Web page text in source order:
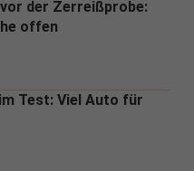
der Zerreißprobe:
offen
Test: Viel Auto für